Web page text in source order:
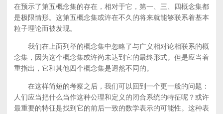
在预示了第五概念集的存在，相对于它，第一、三、四概念集都
是极限情形。这第五概念集或许在不久的将来就能够联系着基本
粒子理论而被发现。
我们在上面列举的概念集中忽略了与广义相对论相联系的概
念集，因为这个概念集或许尚未达到它的最终形式。但是应当着
重指出，它和其他四个概念集是迥然不同的。
在这样简短的考察之后，我们可以回到一个更一般的问题：
人们应当把什么当作这种公理和定义的闭合系统的特征呢？或许
最重要的特征是找到它的前后一致的数学表示的可能性。这种表